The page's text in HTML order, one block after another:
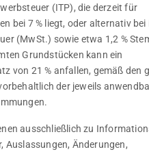
(ITP), die derzeit für
bei 7 % liegt, oder alternativ bei
(MwSt.) sowie etwa 1,2 %
Grundstücken kann ein
von 21 % anfallen, gemäß den
der jeweils
ausschließlich zu
Auslassungen, Änderungen,